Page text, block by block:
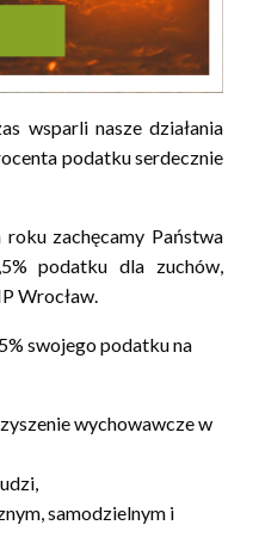
wsparli nasze działania
podatku serdecznie
zachęcamy Państwa
podatku dla zuchów,
Wrocław.
swojego podatku na
wychowawcze w
samodzielnym i